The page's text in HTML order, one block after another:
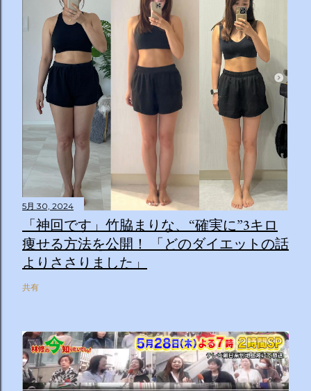
5月 30, 2024
「神回です」竹脇まりな、“確実に”3キロ
痩せる方法を公開！ 「どのダイエットの話
よりささりました」
共有